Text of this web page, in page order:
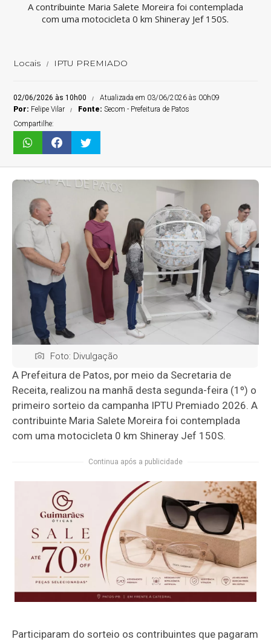
A contribuinte Maria Salete Moreira foi contemplada
com uma motocicleta 0 km Shineray Jef 150S.
Locais IPTU PREMIADO
02/06/2026 às 10h00
Atualizada em 03/06/2026 às 00h09
Por: Felipe Vilar Fonte:Secom - Prefeitura de Patos
Compartilhe:
Foto: Divulgação
A Prefeitura de Patos, por meio da Secretaria de
Receita, realizou na manhã desta segunda-feira (1º) o
primeiro sorteio da campanha IPTU Premiado 2026. A
contribuinte Maria Salete Moreira foi contemplada
com uma motocicleta 0 km Shineray Jef 150S.
Continua após a publicidade
Participaram do sorteio os contribuintes que pagaram